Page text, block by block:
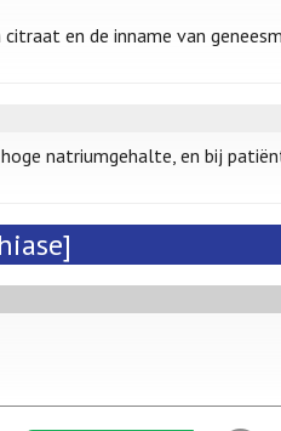
en de inname van
natriumgehalte, en bij